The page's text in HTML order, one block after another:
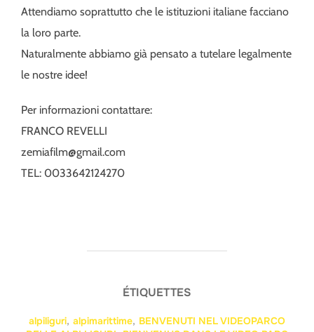
Attendiamo soprattutto che le istituzioni italiane facciano
la loro parte.
Naturalmente abbiamo già pensato a tutelare legalmente
le nostre idee!
Per informazioni contattare:
FRANCO REVELLI
zemiafilm@gmail.com
TEL: 0033642124270
ÉTIQUETTES
alpiliguri, alpimarittime, BENVENUTI NEL VIDEOPARCO